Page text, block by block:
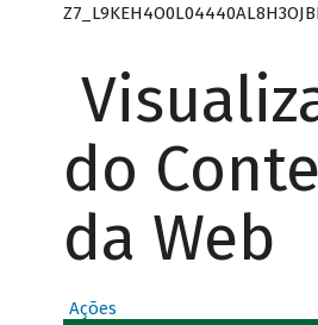
do
da Web
Ações